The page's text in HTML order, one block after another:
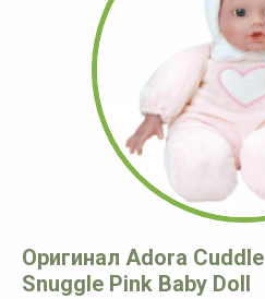
Оригинал Adora Cuddle
Snuggle Pink Baby Doll